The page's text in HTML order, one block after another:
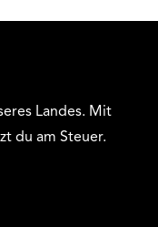
Landes. Mit
du am Steuer.